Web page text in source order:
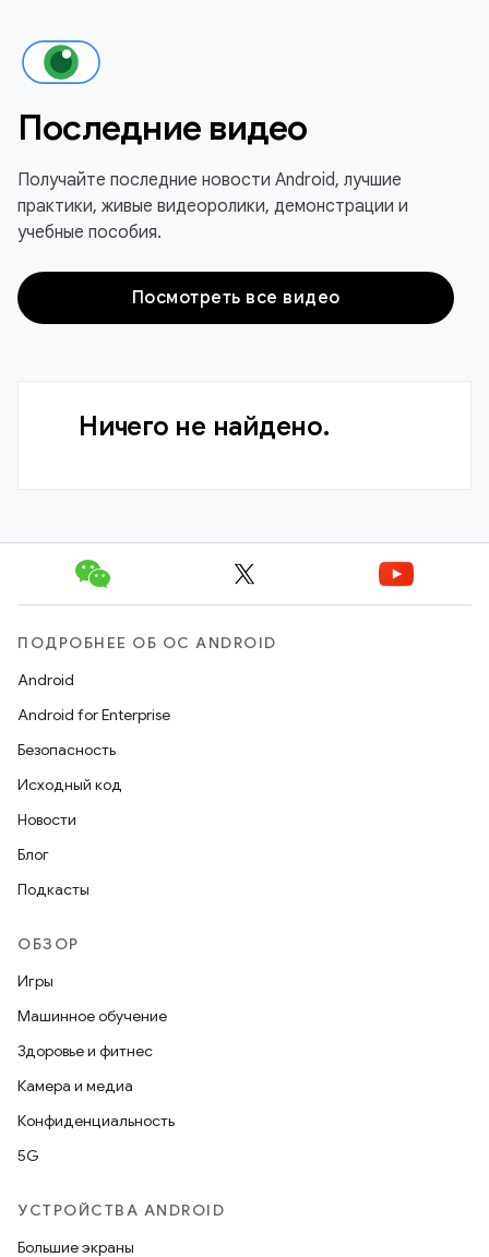
Последние видео
Получайте последние новости Android, лучшие
практики, живые видеоролики, демонстрации и
учебные пособия.
Посмотреть все видео
Ничего не найдено.
ПОДРОБНЕЕ ОБ ОС ANDROID
Android
Android for Enterprise
Безопасность
Исходный код
Новости
Блог
Подкасты
ОБЗОР
Игры
Машинное обучение
Здоровье и фитнес
Камера и медиа
Конфиденциальность
5G
УСТРОЙСТВА ANDROID
Большие экраны